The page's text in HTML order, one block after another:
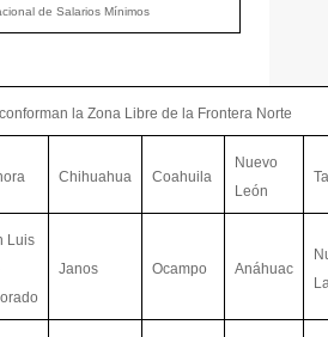
de Salarios Mínimos
la Zona Libre de la Frontera Norte
Chihuahua Coahuila
Nuevo
León
Luis
Janos Ocampo Anáhuac